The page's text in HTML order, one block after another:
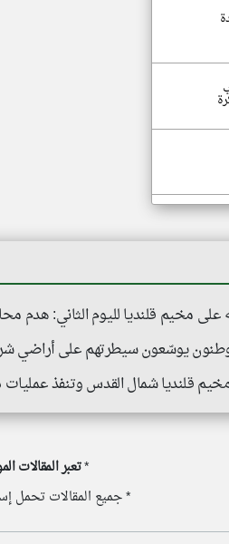
في
على مخيم قلنديا لليوم الثاني: هدم
يوسّعون سيطرتهم على أراضي
قلنديا شمال القدس وتنفذ
*تعبر المقالات
* جميع المقالات تحمل